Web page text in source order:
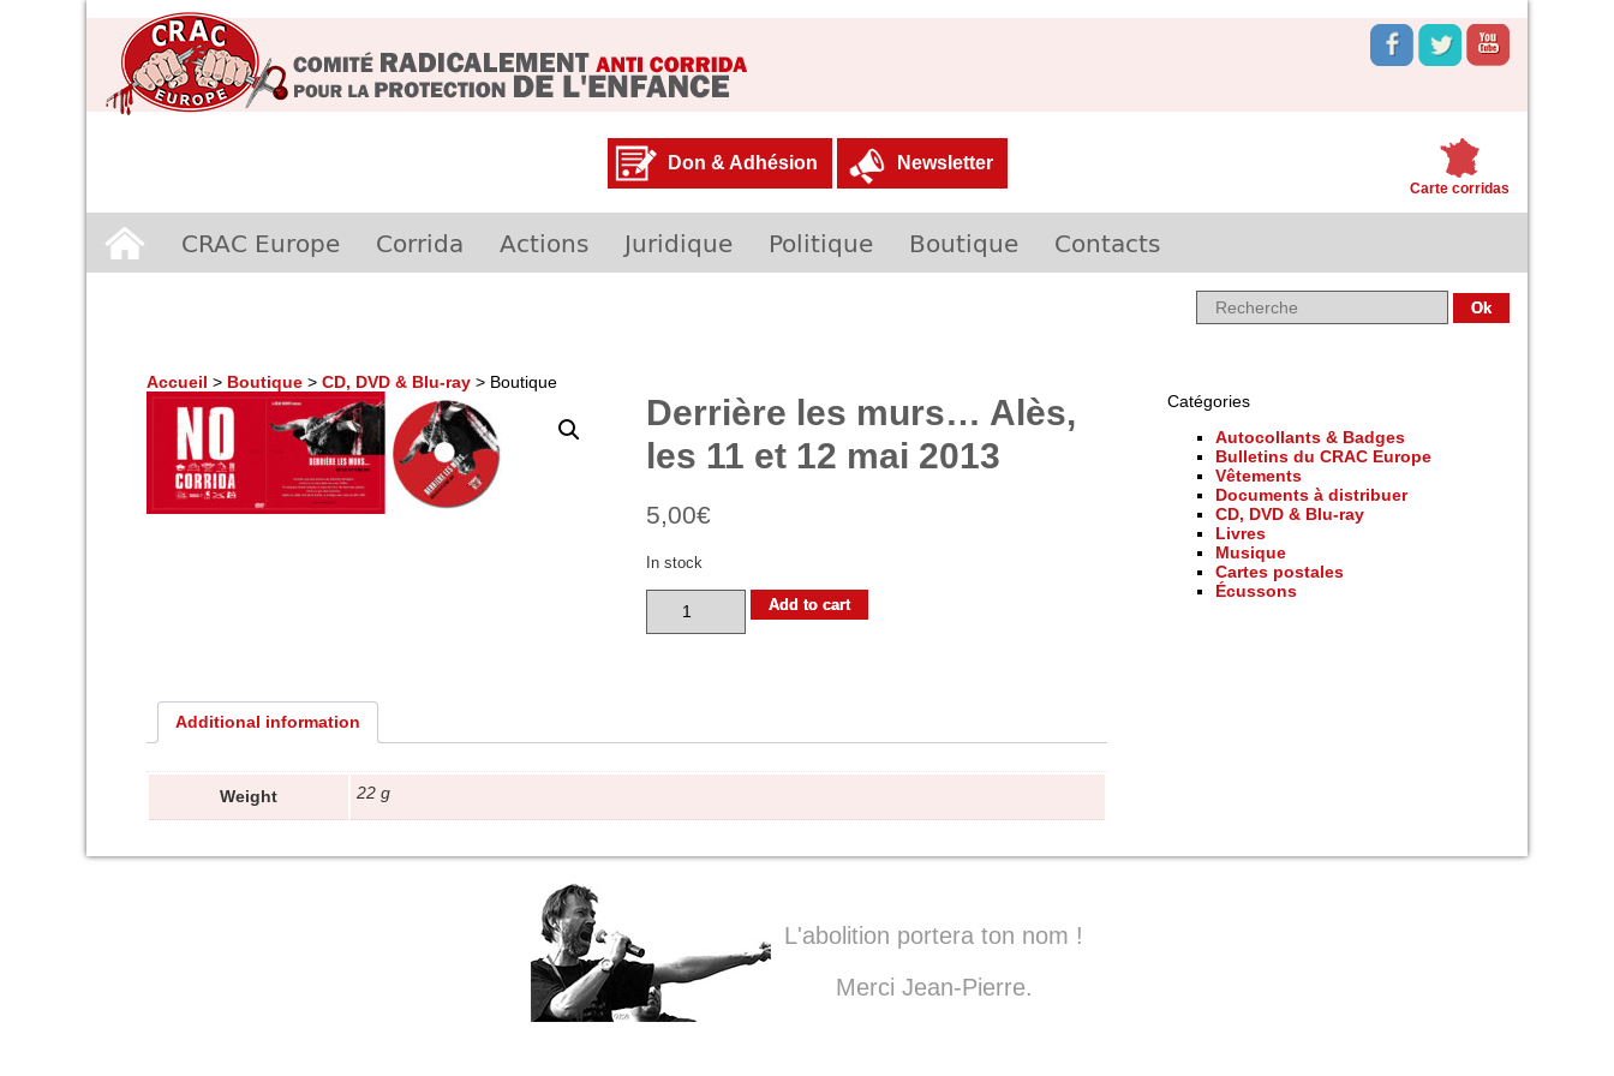
Don & Adhésion Newsletter
Carte corridas
Aller
au
CRAC Europe Corrida Actions Juridique Politique Boutique Contacts
Accueil > Boutique > CD, DVD & Blu-ray > Boutique
Derrière les murs… Alès,
les 11 et 12 mai 2013
5,00€
In stock
Add to cart
Additional information
Weight 22 g
Catégories
Autocollants & Badges
Bulletins du CRAC Europe
Vêtements
Documents à distribuer
CD, DVD & Blu-ray
Livres
Musique
Cartes postales
Écussons
L'abolition portera ton nom !
Merci Jean-Pierre.